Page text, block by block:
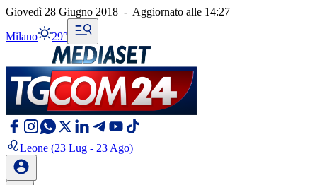
Giovedì 28 Giugno 2018 - Aggiornato alle 14:27
Milano 29°
Leone (23 Lug - 23 Ago)